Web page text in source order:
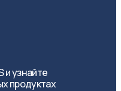
и узнайте
продуктах